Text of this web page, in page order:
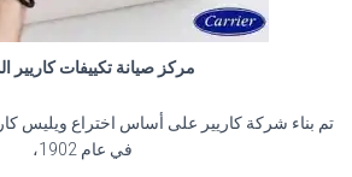
مركز صيانة تكييفات كاريير
تم بناء شركة كاريير على أساس اختراع ويليس
في عام 1902،